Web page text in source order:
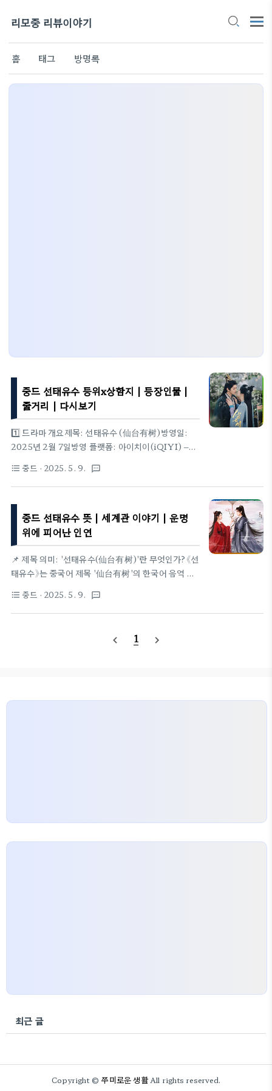
리모중 리뷰이야기
홈 태그 방명록
중드 선태유수 등위x상함지 | 등장인물 |
줄거리 | 다시보기
1️⃣ 드라마 개요제목: 선태유수 (仙台有树)방영일:
2025년 2월 7일방영 플랫폼: 아이치이(iQIYI) –
설감독: 윤도(尹涛) – 대표작 《장풍도》《소년가행》극
본: 유방(刘芳) – 대표작 《연화루》《대당영요》2️⃣ 선
태유수 뜻과 세계관 이야기중드 선태유수 뜻 | 세계관
이야기 | 운명 위에 피어난 인연 중드 선태유수 뜻 | 세
계관 이야기 | 운명 위에 피어난 인연📌 제목 의미: '선
태유수(仙台有树)'란 무엇인가?《선태유수》는 중국
어 제목 '仙台有树'의 한국어 음역 표기이며, 한자를
해석하면 다음과 같다:仙(선): 신선, 인간의 경계를
배우 정보소이수(苏易水)-배우: 등위(邓为)🔹인물 ..
format_list_bulleted 중드 · 2025. 5. 9. textsms
중드 선태유수 뜻 | 세계관 이야기 | 운명
위에 피어난 인연
📌 제목 의미: '선태유수(仙台有树)'란 무엇인가?《선
태유수》는 중국어 제목 '仙台有树'의 한국어 음역 표
인간의 경계를 넘어선 초월적 존재台(태): 별 태, 또는
신성한 무대. 하늘의 별자리나 제단처럼 신비롭고 운
윤회, 기억의 상징▶ 따라서 '仙台有树'는 "신선한 별
능하게 하는 '전생수(转生树)'와 연결되며, 운명의 매
format_list_bulleted 중드 · 2025. 5. 9. textsms
navigate_before 1 navigate_next
최근 글
Copyright ©쭈미로운 생활All rights reserved.